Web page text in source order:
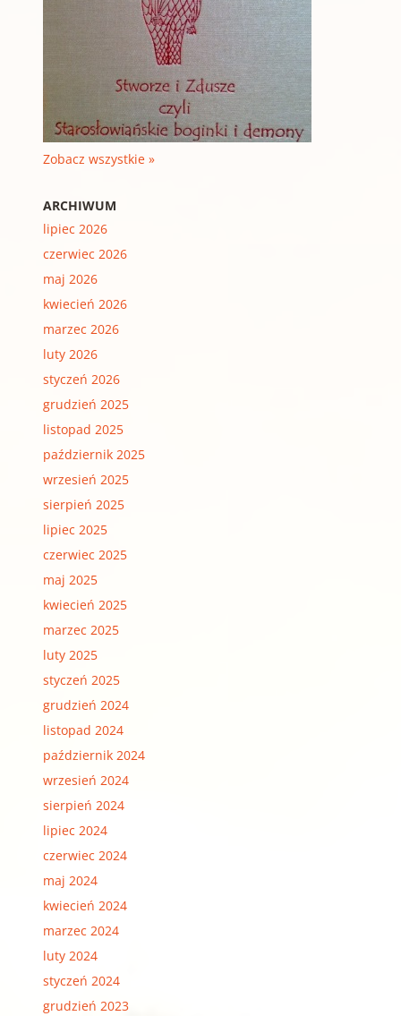
Zobacz wszystkie »
ARCHIWUM
lipiec 2026
czerwiec 2026
maj 2026
kwiecień 2026
marzec 2026
luty 2026
styczeń 2026
grudzień 2025
listopad 2025
październik 2025
wrzesień 2025
sierpień 2025
lipiec 2025
czerwiec 2025
maj 2025
kwiecień 2025
marzec 2025
luty 2025
styczeń 2025
grudzień 2024
listopad 2024
październik 2024
wrzesień 2024
sierpień 2024
lipiec 2024
czerwiec 2024
maj 2024
kwiecień 2024
marzec 2024
luty 2024
styczeń 2024
grudzień 2023